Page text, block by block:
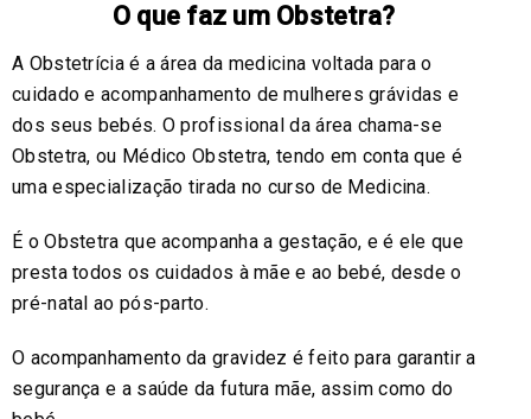
O que faz um Obstetra?
A Obstetrícia é a área da medicina voltada para o
cuidado e acompanhamento de mulheres grávidas e
dos seus bebés. O profissional da área chama-se
Obstetra, ou Médico Obstetra, tendo em conta que é
uma especialização tirada no curso de Medicina.
É o Obstetra que acompanha a gestação, e é ele que
presta todos os cuidados à mãe e ao bebé, desde o
pré-natal ao pós-parto.
O acompanhamento da gravidez é feito para garantir a
segurança e a saúde da futura mãe, assim como do